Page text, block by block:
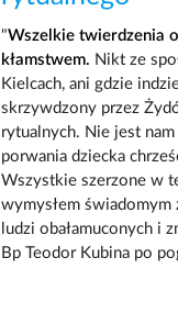
"Wszelkie twierdzenia
kłamstwem. Nikt ze
Kielcach, ani gdzie
skrzywdzony przez
rytualnych. Nie jest
porwania dziecka
Wszystkie szerzone w
wymysłem
ludzi obałamuconych i
Bp Teodor Kubina po